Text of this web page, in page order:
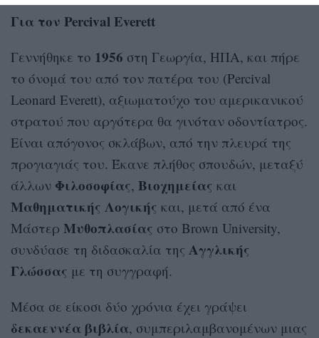
Για τον Percival Everett
Γεννήθηκε το 1956 στη Γεωργία, ΗΠΑ, και πήρε
το όνομά του από τον πατέρα του (Percival
Leonard Everett), αξιωματούχο του αμερικανικού
στρατού που αργότερα θα γινόταν οδοντίατρος.
Είναι απόγονος σκλάβων, από την πλευρά της
προγιαγιάς του. Έκανε πλήθος σπουδών, μεταξύ
άλλων Φιλοσοφίας, Βιοχημείας και
Μαθηματικής Λογικής και, μετά από ένα
Μάστερ Μυθοπλασίας στο Brown University,
συνδύασε τη διδασκαλία της Αγγλικής
Γλώσσας με τη συγγραφή.
Μέσα σε είκοσι δύο χρόνια έχει γράψει
δεκαεννέα βιβλία, συμπεριλαμβανομένων μιας